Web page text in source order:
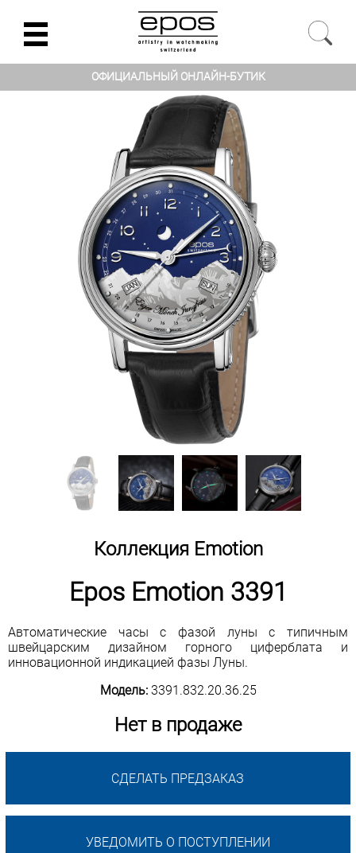
ОФИЦИАЛЬНЫЙ ОНЛАЙН-БУТИК
Коллекция Emotion
Epos Emotion 3391
Автоматические часы с фазой луны с типичным
швейцарским дизайном горного циферблата и
инновационной индикацией фазы Луны.
Модель:3391.832.20.36.25
Нет в продаже
УВЕДОМИТЬ О ПОСТУПЛЕНИИ
СДЕЛАТЬ ПРЕДЗАКАЗ